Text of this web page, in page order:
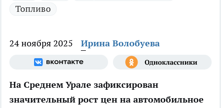
Топливо
24 ноября 2025 Ирина Волобуева
На Среднем Урале зафиксирован
значительный рост цен на автомобильное